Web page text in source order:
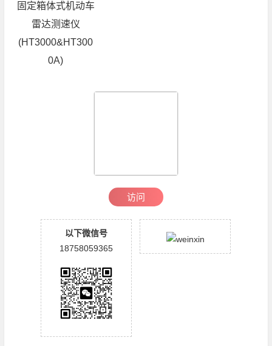
固定箱体式机动车
雷达测速仪
(HT3000&HT300
0A)
访问
以下微信号
18758059365